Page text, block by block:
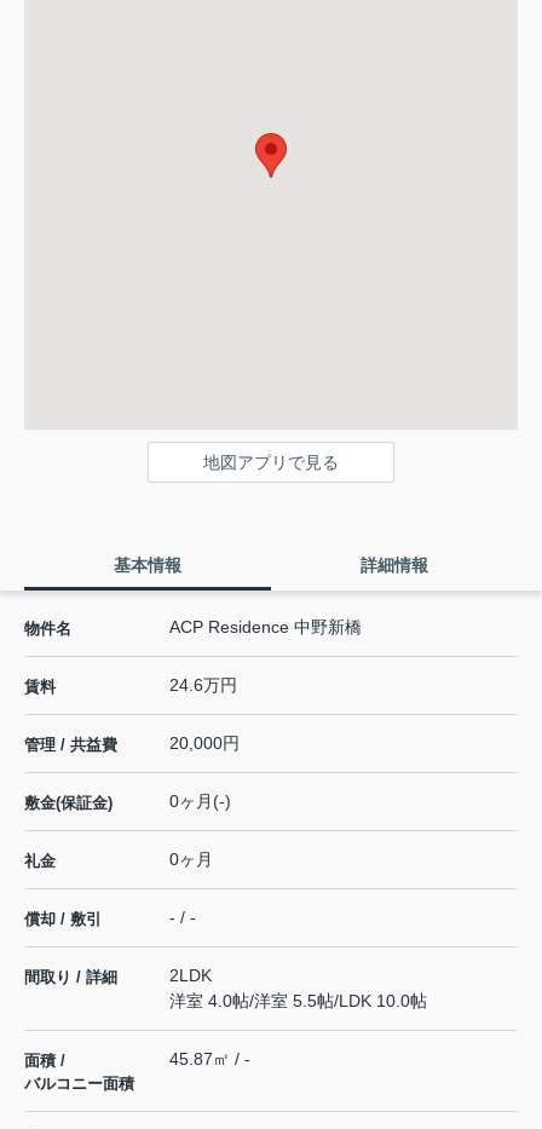
地図アプリで見る
基本情報 詳細情報
物件名 ACP Residence 中野新橋
賃料 24.6万円
管理 / 共益費 20,000円
敷金(保証金) 0ヶ月(-)
礼金 0ヶ月
償却 / 敷引 - / -
間取り / 詳細
2LDK
洋室 4.0帖/洋室 5.5帖/LDK 10.0帖
面積 /
バルコニー面積
45.87㎡ / -